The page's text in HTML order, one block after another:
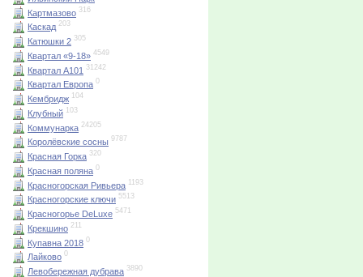
Картмазово 316
Каскад 203
Катюшки 2 305
Квартал «9-18» 4549
Квартал А101 31242
Квартал Европа 0
Кембридж 104
Клубный 103
Коммунарка 24205
Королёвские сосны 9787
Красная Горка 320
Красная поляна 0
Красногорская Ривьера 1193
Красногорские ключи 5513
Красногорье DeLuxe 5471
Крекшино 211
Купавна 2018 0
Лайково 0
Левобережная дубрава 3890